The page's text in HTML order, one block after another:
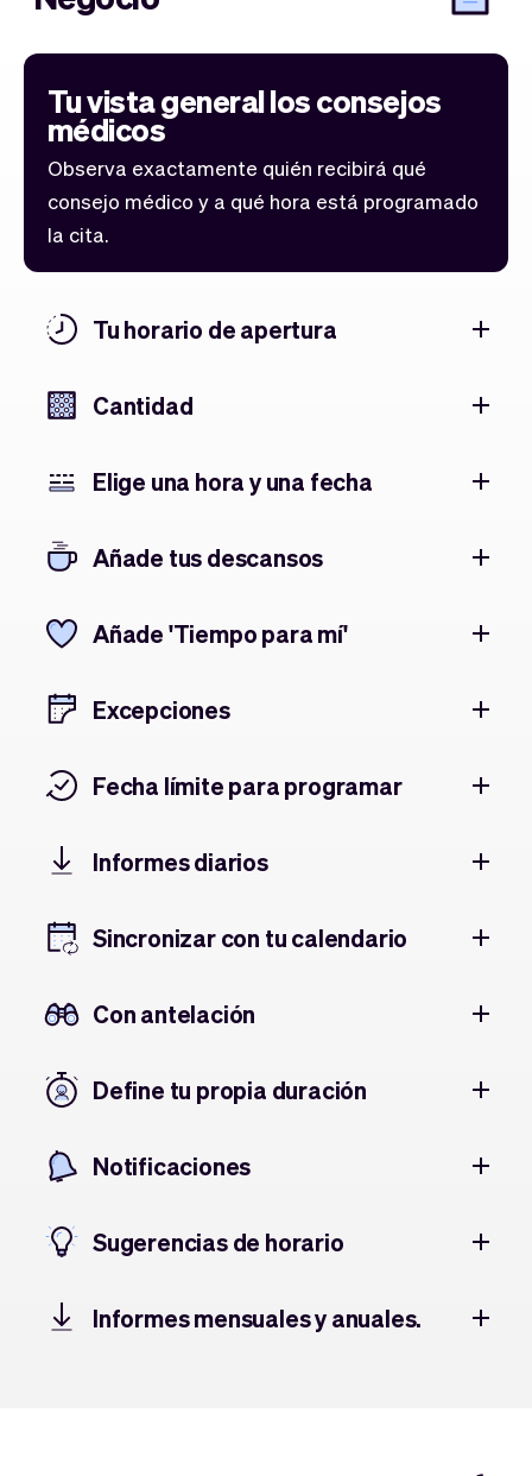
Tu vista general los consejos
médicos
Observa exactamente quién recibirá qué
consejo médico y a qué hora está programado
la cita.
Tu horario de apertura
Cantidad
Elige una hora y una fecha
Añade tus descansos
Añade 'Tiempo para mí'
Excepciones
Fecha límite para programar
Informes diarios
Sincronizar con tu calendario
Con antelación
Define tu propia duración
Notificaciones
Sugerencias de horario
Informes mensuales y anuales.